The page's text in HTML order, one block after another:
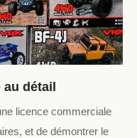
au détail
licence commerciale
et de démontrer le